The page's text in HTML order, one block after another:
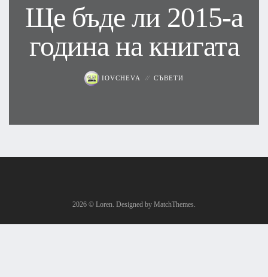
Ще бъде ли 2015-а
година на книгата
IOVCHEVA СЪВЕТИ
2026 © Loren. Designed by MatchThemes.